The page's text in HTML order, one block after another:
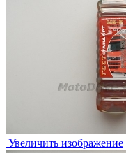
Увеличить изображение